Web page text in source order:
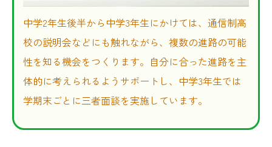
中学2年生後半から中学3年生にかけては、通信制高
校の説明会などにも触れながら、複数の進路の可能
性を知る機会をつくります。自分に合った進路を主
体的に考えられるようサポートし、中学3年生では
学期末ごとに三者面談を実施しています。